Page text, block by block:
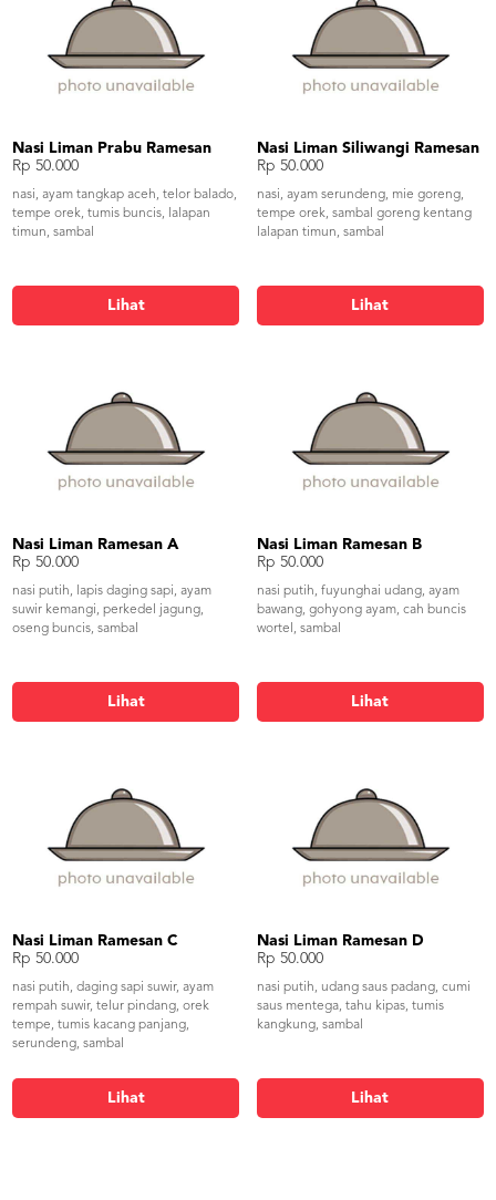
Nasi Liman Prabu Ramesan
Rp 50.000
nasi, ayam tangkap aceh, telor balado,
tempe orek, tumis buncis, lalapan
timun, sambal
Lihat
Nasi Liman Siliwangi Ramesan
Rp 50.000
nasi, ayam serundeng, mie goreng,
tempe orek, sambal goreng kentang
lalapan timun, sambal
Lihat
Nasi Liman Ramesan A
Rp 50.000
nasi putih, lapis daging sapi, ayam
suwir kemangi, perkedel jagung,
oseng buncis, sambal
Lihat
Nasi Liman Ramesan B
Rp 50.000
nasi putih, fuyunghai udang, ayam
bawang, gohyong ayam, cah buncis
wortel, sambal
Lihat
Nasi Liman Ramesan C
Rp 50.000
nasi putih, daging sapi suwir, ayam
rempah suwir, telur pindang, orek
tempe, tumis kacang panjang,
serundeng, sambal
Lihat
Nasi Liman Ramesan D
Rp 50.000
nasi putih, udang saus padang, cumi
saus mentega, tahu kipas, tumis
kangkung, sambal
Lihat